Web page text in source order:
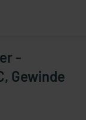
-
Gewinde